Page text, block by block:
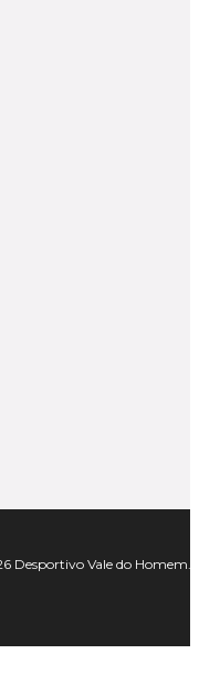
Desportivo Vale do Homem.